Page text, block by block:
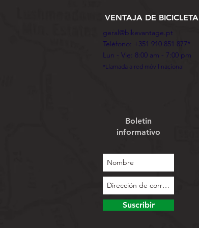
VENTAJA DE BICICLETA
geral@bikevantage.pt
Teléfono: +351 910 851 877*
Lun - Vie: 8:00 am - 7:00 pm
*Llamada a red móvil nacional
Boletin
informativo
Suscribir